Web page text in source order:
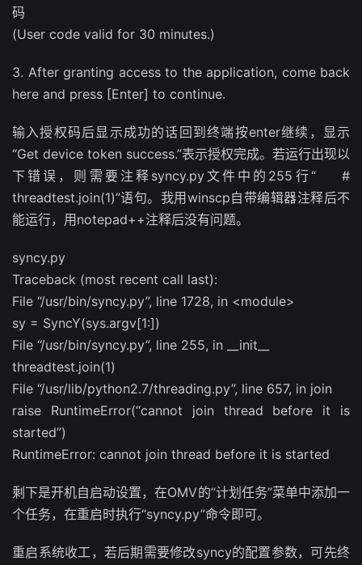
码
(User code valid for 30 minutes.)
3. After granting access to the application, come back
here and press [Enter] to continue.
输入授权码后显示成功的话回到终端按enter继续，显示
“Get device token success.”表示授权完成。若运行出现以
下错误，则需要注释syncy.py文件中的255行“ #
threadtest.join(1)”语句。我用winscp自带编辑器注释后不
能运行，用notepad++注释后没有问题。
syncy.py
Traceback (most recent call last):
File “/usr/bin/syncy.py”, line 1728, in <module>
sy = SyncY(sys.argv[1:])
File “/usr/bin/syncy.py”, line 255, in __init__
threadtest.join(1)
File “/usr/lib/python2.7/threading.py”, line 657, in join
raise RuntimeError(“cannot join thread before it is
started”)
RuntimeError: cannot join thread before it is started
剩下是开机自启动设置，在OMV的“计划任务”菜单中添加一
个任务，在重启时执行“syncy.py”命令即可。
重启系统收工，若后期需要修改syncy的配置参数，可先终